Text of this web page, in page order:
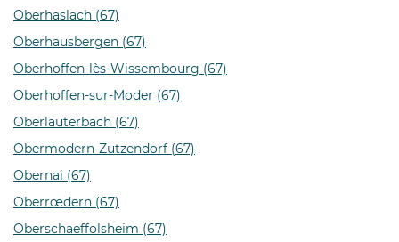
Oberhaslach (67)
Oberhausbergen (67)
Oberhoffen-lès-Wissembourg (67)
Oberhoffen-sur-Moder (67)
Oberlauterbach (67)
Obermodern-Zutzendorf (67)
Obernai (67)
Oberrœdern (67)
Oberschaeffolsheim (67)